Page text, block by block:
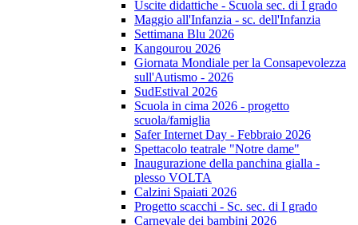
Uscite didattiche - Scuola sec. di I grado
Maggio all'Infanzia - sc. dell'Infanzia
Settimana Blu 2026
Kangourou 2026
Giornata Mondiale per la Consapevolezza
sull'Autismo - 2026
SudEstival 2026
Scuola in cima 2026 - progetto
scuola/famiglia
Safer Internet Day - Febbraio 2026
Spettacolo teatrale "Notre dame"
Inaugurazione della panchina gialla -
plesso VOLTA
Calzini Spaiati 2026
Progetto scacchi - Sc. sec. di I grado
Carnevale dei bambini 2026